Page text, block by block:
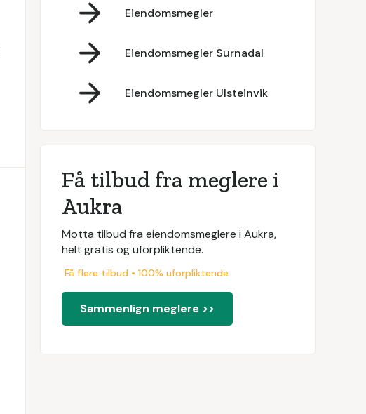
Eiendomsmegler
Eiendomsmegler Surnadal
Eiendomsmegler Ulsteinvik
Få tilbud fra meglere i
Aukra
Motta tilbud fra eiendomsmeglere i Aukra,
helt gratis og uforpliktende.
Få flere tilbud • 100% uforpliktende
Sammenlign meglere >>